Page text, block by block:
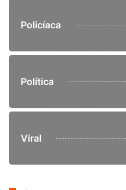
Policíaca
Política
Viral